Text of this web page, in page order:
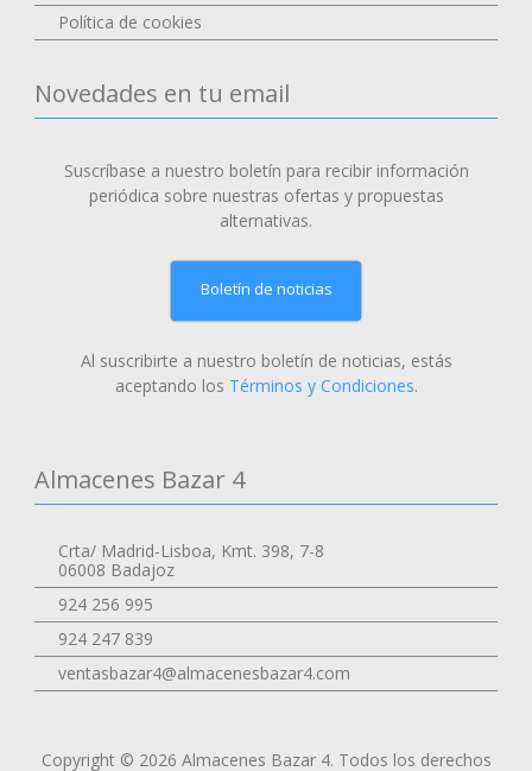
Política de cookies
Novedades en tu email
Suscríbase a nuestro boletín para recibir información
periódica sobre nuestras ofertas y propuestas
alternativas.
Boletín de noticias
Al suscribirte a nuestro boletín de noticias, estás
aceptando los Términos y Condiciones.
Almacenes Bazar 4
Crta/ Madrid-Lisboa, Kmt. 398, 7-8
06008 Badajoz
924 256 995
924 247 839
ventasbazar4@almacenesbazar4.com
Copyright © 2026 Almacenes Bazar 4. Todos los derechos